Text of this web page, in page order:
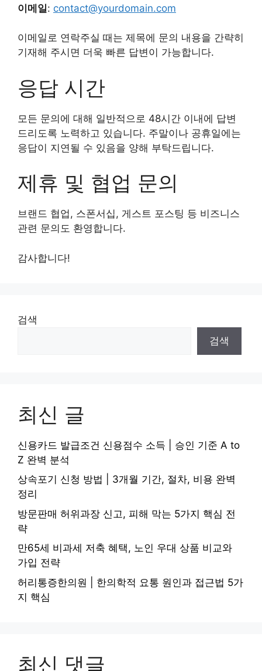
이메일: contact@yourdomain.com
이메일로 연락주실 때는 제목에 문의 내용을 간략히
기재해 주시면 더욱 빠른 답변이 가능합니다.
응답 시간
모든 문의에 대해 일반적으로 48시간 이내에 답변
드리도록 노력하고 있습니다. 주말이나 공휴일에는
응답이 지연될 수 있음을 양해 부탁드립니다.
제휴 및 협업 문의
브랜드 협업, 스폰서십, 게스트 포스팅 등 비즈니스
관련 문의도 환영합니다.
감사합니다!
검색
검색
최신 글
신용카드 발급조건 신용점수 소득 | 승인 기준 A to
Z 완벽 분석
상속포기 신청 방법 | 3개월 기간, 절차, 비용 완벽
정리
방문판매 허위과장 신고, 피해 막는 5가지 핵심 전
략
만65세 비과세 저축 혜택, 노인 우대 상품 비교와
가입 전략
허리통증한의원 | 한의학적 요통 원인과 접근법 5가
지 핵심
최신 댓글